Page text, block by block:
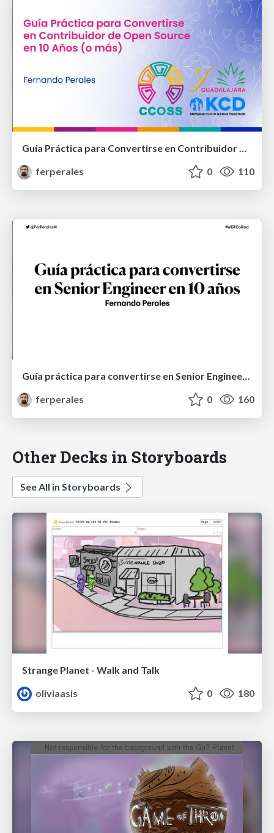
Guía Práctica para Convertirse en Contribuidor de Open Source en 10 Años (o más)
ferperales
0 110
Guía práctica para convertirse en Senior Engineer en 10 años
ferperales
0 160
Other Decks in Storyboards
See All in Storyboards
Strange Planet - Walk and Talk
oliviaasis
0 180